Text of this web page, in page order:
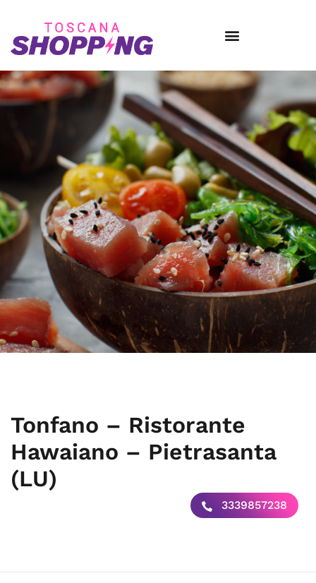
Tonfano – Ristorante
Hawaiano – Pietrasanta
(LU)
3339857238